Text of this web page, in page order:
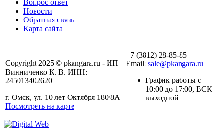
Вопрос ответ
Новости
Обратная связь
Карта сайта
Copyright 2025 © pkangara.ru - ИП
Винниченко К. В. ИНН:
245013402620
г. Омск, ул. 10 лет Октября 180/8А
Посмотреть на карте
+7 (3812) 28-85-85
Email: sale@pkangara.ru
График работы с
10:00 до 17:00, ВСК
выходной